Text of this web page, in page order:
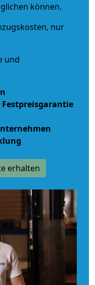
können.
nur
und
erhalten